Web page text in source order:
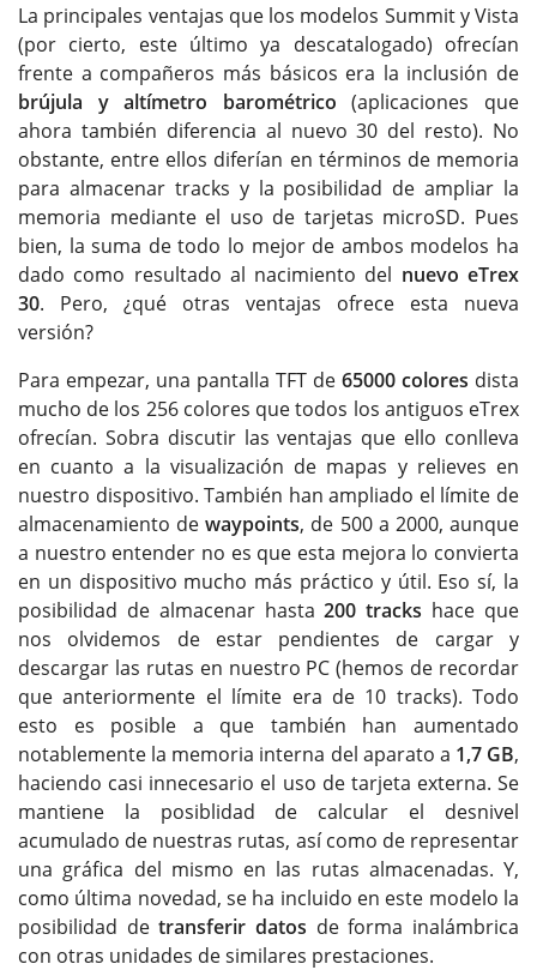
La principales ventajas que los modelos Summit y Vista
(por cierto, este último ya descatalogado) ofrecían
frente a compañeros más básicos era la inclusión de
brújula y altímetro barométrico (aplicaciones que
ahora también diferencia al nuevo 30 del resto). No
obstante, entre ellos diferían en términos de memoria
para almacenar tracks y la posibilidad de ampliar la
memoria mediante el uso de tarjetas microSD. Pues
bien, la suma de todo lo mejor de ambos modelos ha
dado como resultado al nacimiento del nuevo eTrex
30. Pero, ¿qué otras ventajas ofrece esta nueva
versión?
Para empezar, una pantalla TFT de 65000 colores dista
mucho de los 256 colores que todos los antiguos eTrex
ofrecían. Sobra discutir las ventajas que ello conlleva
en cuanto a la visualización de mapas y relieves en
nuestro dispositivo. También han ampliado el límite de
almacenamiento dewaypoints, de 500 a 2000, aunque
a nuestro entender no es que esta mejora lo convierta
en un dispositivo mucho más práctico y útil. Eso sí, la
posibilidad de almacenar hasta200 tracks hace que
nos olvidemos de estar pendientes de cargar y
descargar las rutas en nuestro PC (hemos de recordar
que anteriormente el límite era de 10 tracks). Todo
esto es posible a que también han aumentado
notablemente la memoria interna del aparato a 1,7 GB,
haciendo casi innecesario el uso de tarjeta externa. Se
mantiene la posiblidad de calcular el desnivel
acumulado de nuestras rutas, así como de representar
una gráfica del mismo en las rutas almacenadas. Y,
como última novedad, se ha incluido en este modelo la
posibilidad detransferir datos de forma inalámbrica
con otras unidades de similares prestaciones.